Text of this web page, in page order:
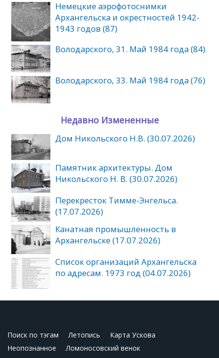
Немецкие аэрофотоснимки
Архангельска и окрестностей 1942-
1943 годов (87)
Володарского, 31. Май 1984 года (84)
Володарского, 33. Май 1984 года (76)
Недавно Измененные
Дом Никольского Н.В. (30.07.2026)
Памятник архитектуры. Дом
Никольского Н. В. (30.07.2026)
Перекресток Тимме-Энгельса.
(17.07.2026)
Канатная промышленность в
Архангельске (17.07.2026)
Список организаций Архангельска
по адресам. 1973 год (04.07.2026)
Поиск по тэгам Летопись
Карта Ускова
Неопознанное
Ломоносовский венок